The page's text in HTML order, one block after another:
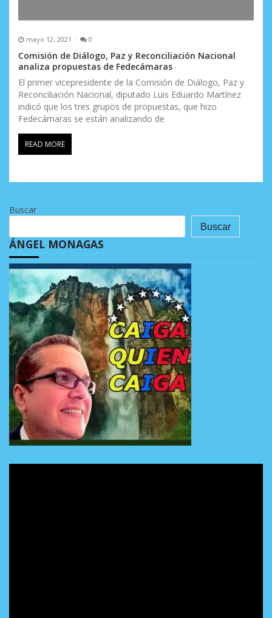
mayo 12, 2021 0
Comisión de Diálogo, Paz y Reconciliación Nacional
analiza propuestas de Fedecámaras
El primer vicepresidente de la Comisión de Diálogo, Paz y
Reconciliación Nacional, diputado Luis Eduardo Martínez
indicó que los tres grupos de propuestas, que hizo
Fedecámaras se están analizando de
READ MORE
Buscar
Buscar
ÁNGEL MONAGAS